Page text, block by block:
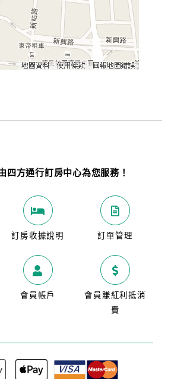
四方通行訂房中心為您服務！
訂房收據說明 訂單管理
會員帳戶
會員賺紅利抵消
費